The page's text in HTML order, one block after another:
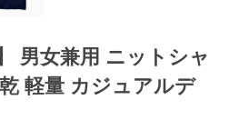
男女兼用 ニットシャ
軽量 カジュアルデ